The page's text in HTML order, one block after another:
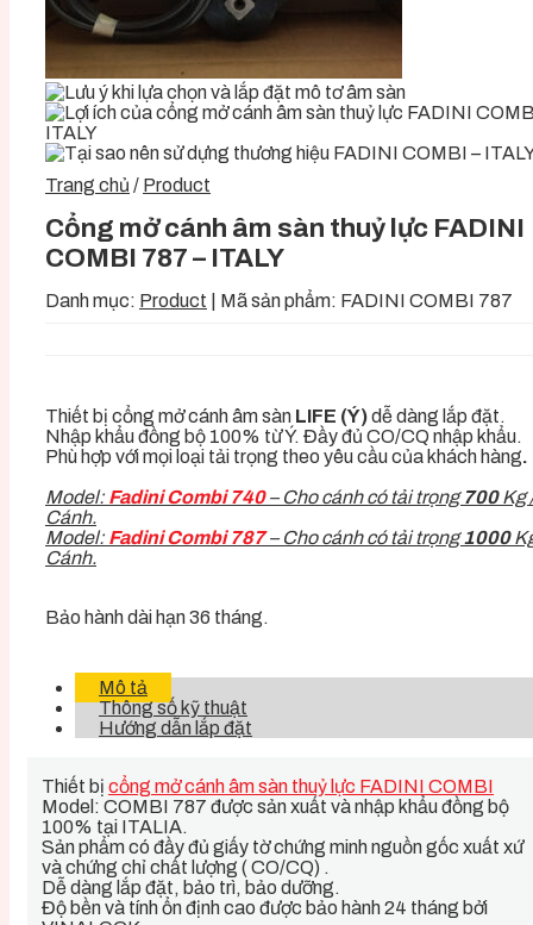
Trang chủ / Product
Cổng mở cánh âm sàn thuỷ lực FADINI
COMBI 787 – ITALY
Danh mục: Product Mã sản phẩm: FADINI COMBI 787
Thiết bị cổng mở cánh âm sàn LIFE (Ý)dễ dàng lắp đặt.
Nhập khẩu đồng bộ 100% từ Ý. Đầy đủ CO/CQ nhập khẩu.
Phù hợp với mọi loại tải trọng theo yêu cầu của khách hàng.
Model: Fadini Combi 740– Cho cánh có tải trọng700Kg
Cánh.
Model: Fadini Combi 787– Cho cánh có tải trọng1000
Cánh.
Bảo hành dài hạn 36 tháng.
Mô tả
Thông số kỹ thuật
Hướng dẫn lắp đặt
Thiết bị cổng mở cánh âm sàn thuỷ lực FADINI COMBI
Model: COMBI 787 được sản xuất và nhập khẩu đồng bộ
100% tại ITALIA.
Sản phẩm có đầy đủ giấy tờ chứng minh nguồn gốc xuất xứ
và chứng chỉ chất lượng ( CO/CQ) .
Dễ dàng lắp đặt, bảo trì, bảo dưỡng.
Độ bền và tính ổn định cao được bảo hành 24 tháng bởi